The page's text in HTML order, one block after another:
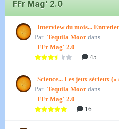
FFr Mag' 2.0
Interview du mois...
Par Tequila Moor dans
FFr Mag' 2.0
45
Science... Les jeux sérieux
Par Tequila Moor dans
FFr Mag' 2.0
16